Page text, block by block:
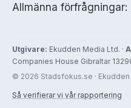
Allmänna förfrågningar:
Utgivare: Ekudden Media Ltd. ·
Companies House Gibraltar
© 2026 Stadsfokus.se · Ekudden
Så verifierar vi vår rapportering